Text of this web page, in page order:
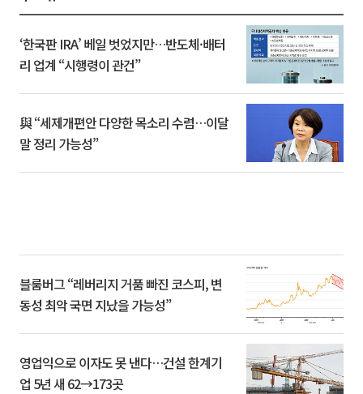
‘한국판 IRA’ 베일 벗었지만…반도체·배터
리 업계 “시행령이 관건”
與 “세제개편안 다양한 목소리 수렴…이달
말 정리 가능성”
블룸버그 “레버리지 거품 빠진 코스피, 변
동성 최악 국면 지났을 가능성”
영업익으로 이자도 못 낸다…건설 한계기
업 5년 새 62→173곳